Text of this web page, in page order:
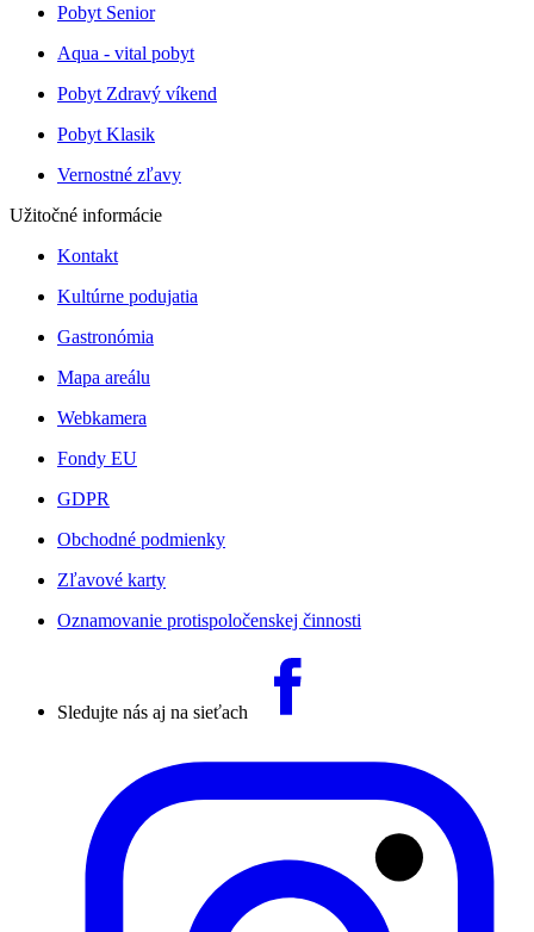
Pobyt Senior
Aqua - vital pobyt
Pobyt Zdravý víkend
Pobyt Klasik
Vernostné zľavy
Užitočné informácie
Kontakt
Kultúrne podujatia
Gastronómia
Mapa areálu
Webkamera
Fondy EU
GDPR
Obchodné podmienky
Zľavové karty
Oznamovanie protispoločenskej činnosti
Sledujte nás aj na sieťach